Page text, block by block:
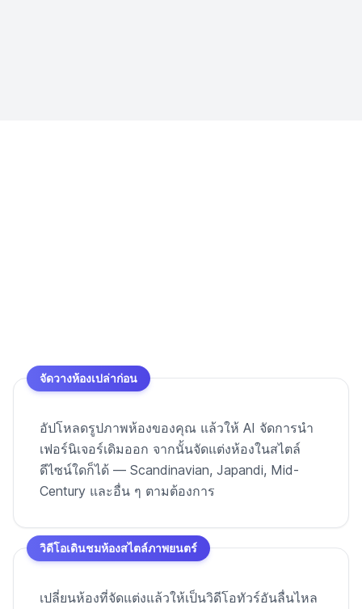
จัดวางห้องเปล่าก่อน
อัปโหลดรูปภาพห้องของคุณ แล้วให้ AI จัดการนำ
เฟอร์นิเจอร์เดิมออก จากนั้นจัดแต่งห้องในสไตล์
ดีไซน์ใดก็ได้ — Scandinavian, Japandi, Mid-
Century และอื่น ๆ ตามต้องการ
วิดีโอเดินชมห้องสไตล์ภาพยนตร์
เปลี่ยนห้องที่จัดแต่งแล้วให้เป็นวิดีโอทัวร์อันลื่นไหล